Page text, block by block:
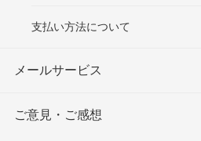
支払い方法について
メールサービス
ご意見・ご感想